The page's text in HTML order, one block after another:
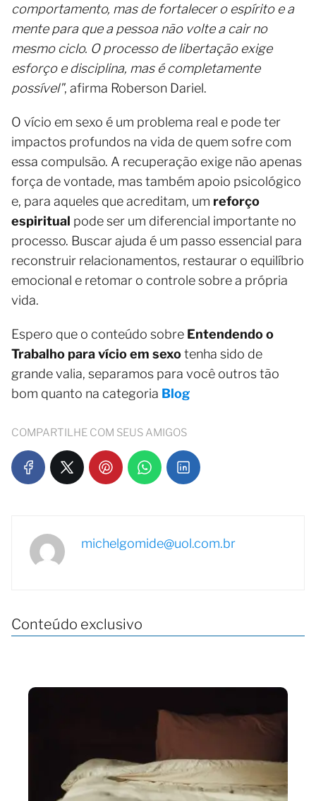
comportamento, mas de fortalecer o espírito e a
mente para que a pessoa não volte a cair no
mesmo ciclo. O processo de libertação exige
esforço e disciplina, mas é completamente
possível", afirma Roberson Dariel.
O vício em sexo é um problema real e pode ter
impactos profundos na vida de quem sofre com
essa compulsão. A recuperação exige não apenas
força de vontade, mas também apoio psicológico
e, para aqueles que acreditam, um reforço
espiritual pode ser um diferencial importante no
processo. Buscar ajuda é um passo essencial para
reconstruir relacionamentos, restaurar o equilíbrio
emocional e retomar o controle sobre a própria
vida.
Espero que o conteúdo sobre Entendendo o
Trabalho para vício em sexotenha sido de
grande valia, separamos para você outros tão
bom quanto na categoria Blog
COMPARTILHE COM SEUS AMIGOS
michelgomide@uol.com.br
Conteúdo exclusivo